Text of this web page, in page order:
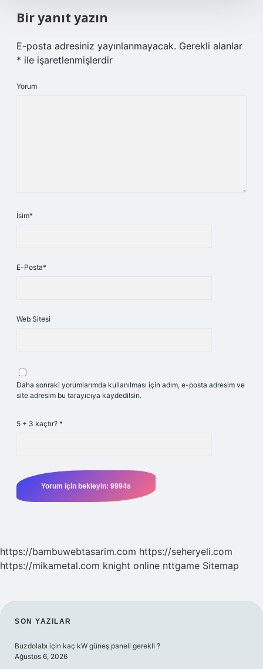
Bir yanıt yazın
E-posta adresiniz yayınlanmayacak. Gerekli alanlar
* ile işaretlenmişlerdir
Yorum
İsim*
E-Posta*
Web Sitesi
Daha sonraki yorumlarımda kullanılması için adım, e-posta adresim ve
site adresim bu tarayıcıya kaydedilsin.
5 + 3 kaçtır? *
https://bambuwebtasarim.com https://seheryeli.com
https://mikametal.com knight online nttgame Sitemap
SIDEBAR
SON YAZILAR
Buzdolabı için kaç kW güneş paneli gerekli ?
Ağustos 6, 2026